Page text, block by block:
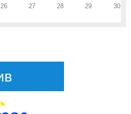
26 27 28 29
30